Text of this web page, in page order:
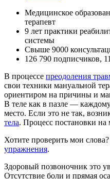
Медицинское
терапевт
9 лет практики
системы
Свыше 9000
126 790 подписчиков,
В процессе преодоления
свои техники мануальной
ориентиром на причины и
В теле как в пазле —
место. Если это не так,
тела. Процесс постановки на
Хотите проверить мои
упражнения.
Здоровый позвоночник это
Отсутствие боли и прямая